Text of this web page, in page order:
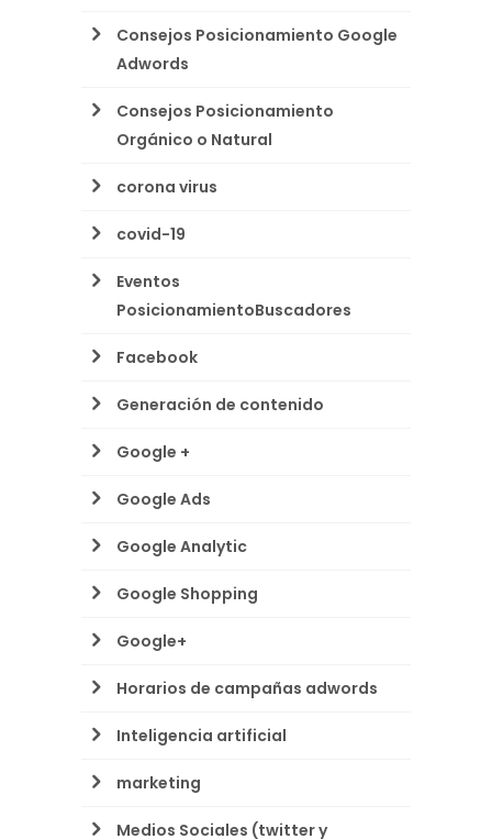
Consejos Posicionamiento Google
Adwords
Consejos Posicionamiento
Orgánico o Natural
corona virus
covid-19
Eventos
PosicionamientoBuscadores
Facebook
Generación de contenido
Google +
Google Ads
Google Analytic
Google Shopping
Google+
Horarios de campañas adwords
Inteligencia artificial
marketing
Medios Sociales (twitter y